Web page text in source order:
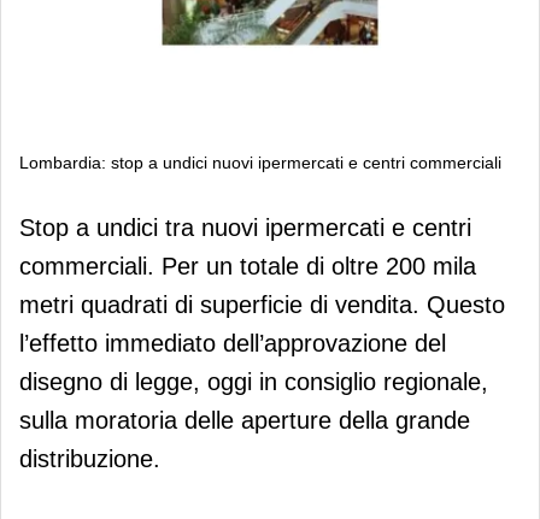
Lombardia: stop a undici nuovi ipermercati e centri commerciali
Lombardia: stop a undici nuovi
ipermercati e centri commerciali
Stop a undici tra nuovi ipermercati e centri
commerciali. Per un totale di oltre 200 mila
metri quadrati di superficie di vendita. Questo
l’effetto immediato dell’approvazione del
disegno di legge, oggi in consiglio regionale,
sulla moratoria delle aperture della grande
distribuzione.